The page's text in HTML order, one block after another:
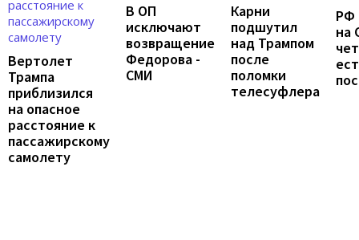
Вертолет
Трампа
приблизился
на опасное
расстояние к
пассажирскому
самолету
В ОП
исключают
возвращение
Федорова -
СМИ
Карни
подшутил
над Трампом
после
поломки
телесуфлера
РФ
на